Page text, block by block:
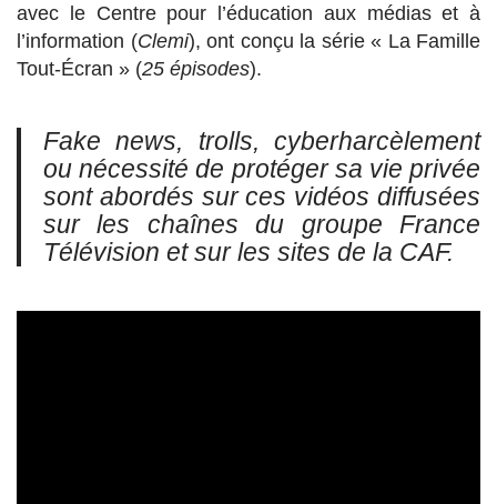
avec le Centre pour l’éducation aux médias et à
l’information (Clemi), ont conçu la série « La Famille
Tout-Écran » (25 épisodes).
Fake news, trolls, cyberharcèlement
ou nécessité de protéger sa vie privée
sont abordés sur ces vidéos diffusées
sur les chaînes du groupe France
Télévision et sur les sites de la CAF.